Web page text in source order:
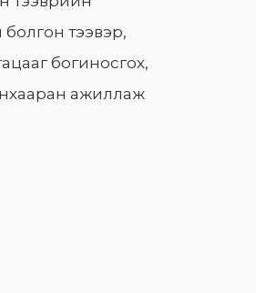
тээвэр,
богиносгох,
ажиллаж